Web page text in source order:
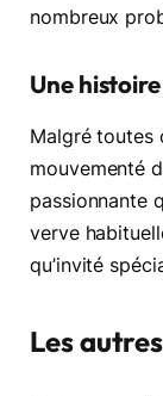
nombreux
Une
Malgré toutes
mouvementé
passionnante
verve
qu’invité
Les